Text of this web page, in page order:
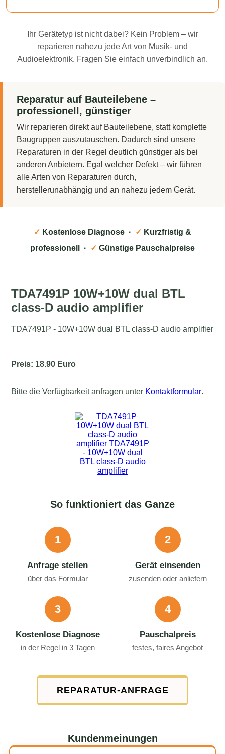
Ihr Gerätetyp ist nicht dabei? Kein Problem – wir
reparieren nahezu jede Art von Musik- und
Audioelektronik. Fragen Sie einfach unverbindlich an.
Reparatur auf Bauteilebene –
professionell, günstiger
Wir reparieren direkt auf Bauteilebene, statt komplette
Baugruppen auszutauschen. Dadurch sind unsere
Reparaturen in der Regel deutlich günstiger als bei
anderen Anbietern. Egal welcher Defekt – wir führen
alle Arten von Reparaturen durch,
herstellerunabhängig und an nahezu jedem Gerät.
✓ Kostenlose Diagnose · ✓ Kurzfristig &
professionell ·
✓ Günstige Pauschalpreise
TDA7491P 10W+10W dual BTL
class-D audio amplifier
TDA7491P - 10W+10W dual BTL class-D audio amplifier
Preis: 18.90 Euro
Bitte die Verfügbarkeit anfragen unter Kontaktformular.
So funktioniert das Ganze
1
Anfrage stellen
über das Formular
2
Gerät einsenden
zusenden oder anliefern
3
Kostenlose Diagnose
in der Regel in 3 Tagen
4
Pauschalpreis
festes, faires Angebot
REPARATUR-ANFRAGE
Kundenmeinungen